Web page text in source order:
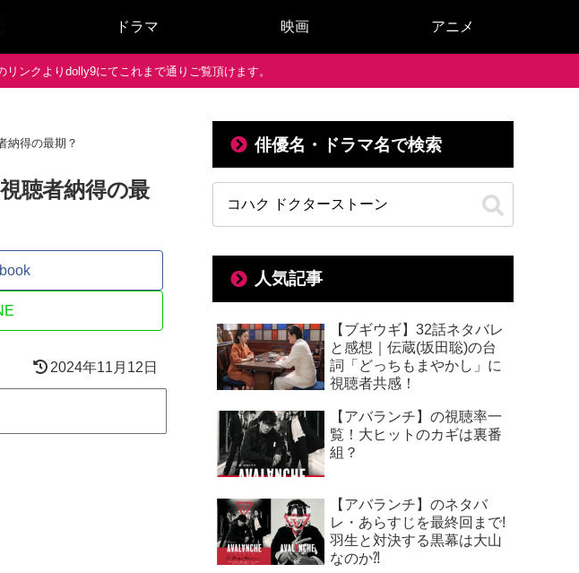
ドラマ 映画 アニメ
ンクよりdolly9にてこれまで通りご覧頂けます。
納得の最期？
聴者納得の最
2024年11月12日
俳優名・ドラマ名で検索
人気記事
【ブギウギ】32話ネタバレ
と感想｜伝蔵(坂田聡)の台
詞「どっちもまやかし」に
視聴者共感！
【アバランチ】の視聴率一
覧！大ヒットのカギは裏番
組？
【アバランチ】のネタバ
レ・あらすじを最終回まで!
羽生と対決する黒幕は大山
なのか⁈